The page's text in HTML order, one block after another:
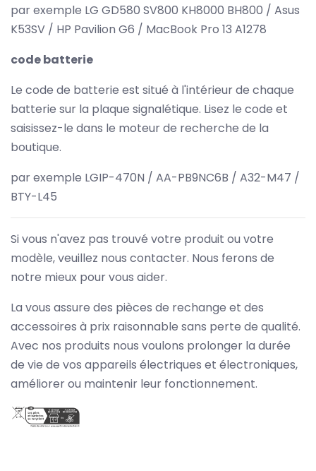
par exemple LG GD580 SV800 KH8000 BH800 / Asus
K53SV / HP Pavilion G6 / MacBook Pro 13 A1278
code batterie
Le code de batterie est situé à l'intérieur de chaque
batterie sur la plaque signalétique. Lisez le code et
saisissez-le dans le moteur de recherche de la
boutique.
par exemple LGIP-470N / AA-PB9NC6B / A32-M47 /
BTY-L45
Si vous n'avez pas trouvé votre produit ou votre
modèle, veuillez nous contacter. Nous ferons de
notre mieux pour vous aider.
La vous assure des pièces de rechange et des
accessoires à prix raisonnable sans perte de qualité.
Avec nos produits nous voulons prolonger la durée
de vie de vos appareils électriques et électroniques,
améliorer ou maintenir leur fonctionnement.